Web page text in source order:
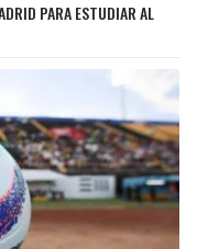
PARA ESTUDIAR AL